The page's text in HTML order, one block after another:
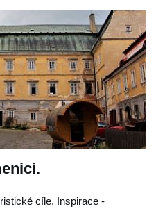
cíle, Inspirace -